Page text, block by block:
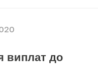
виплат до